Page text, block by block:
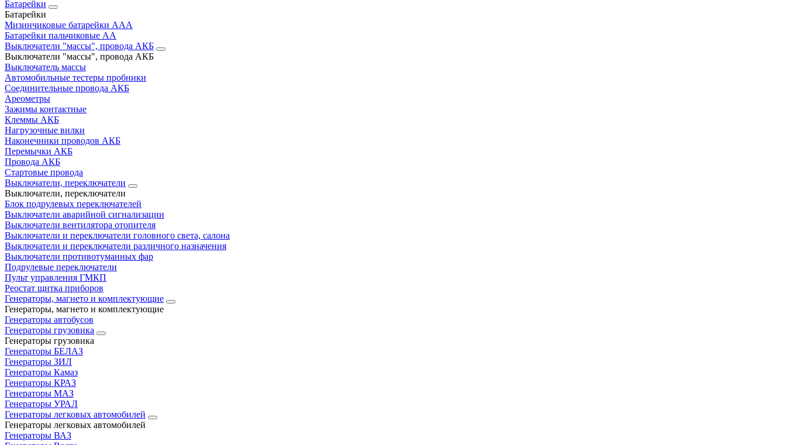
Батарейки
Батарейки
Мизинчиковые батарейки AAA
Батарейки пальчиковые АА
Выключатели "массы", провода АКБ
Выключатели "массы", провода АКБ
Выключатель массы
Автомобильные тестеры пробники
Соединительные провода АКБ
Ареометры
Зажимы контактные
Клеммы АКБ
Нагрузочные вилки
Наконечники проводов АКБ
Перемычки АКБ
Провода АКБ
Стартовые провода
Выключатели, переключатели
Выключатели, переключатели
Блок подрулевых переключателей
Выключатели аварийной сигнализации
Выключатели вентилятора отопителя
Выключатели и переключатели головного света, салона
Выключатели и переключатели различного назначения
Выключатели противотуманных фар
Подрулевые переключатели
Пульт управления ГМКП
Реостат щитка приборов
Генераторы, магнето и комплектующие
Генераторы, магнето и комплектующие
Генераторы автобусов
Генераторы грузовика
Генераторы грузовика
Генераторы БЕЛАЗ
Генераторы ЗИЛ
Генераторы Камаз
Генераторы КРАЗ
Генераторы МАЗ
Генераторы УРАЛ
Генераторы легковых автомобилей
Генераторы легковых автомобилей
Генераторы ВАЗ